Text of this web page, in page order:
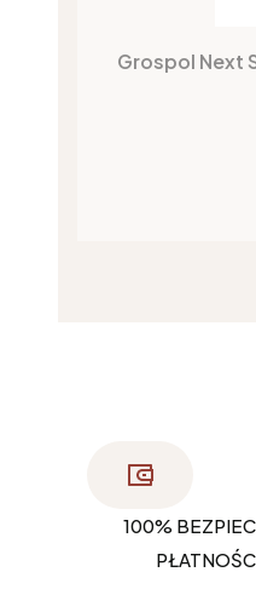
Grospol Next
100%